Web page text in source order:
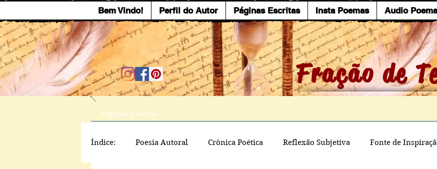
Fração de
Páginas Escritas
Índice: Poesia Autoral Crônica Poética Reflexão Subjetiva Fonte de
Bem Vindo! Perfil do Autor Páginas Escritas Insta Poemas Audio